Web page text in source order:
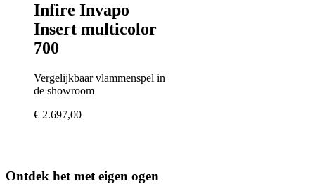
Infire Invapo
Insert multicolor
700
Vergelijkbaar vlammenspel in
de showroom
€ 2.697,00
Ontdek het met eigen ogen